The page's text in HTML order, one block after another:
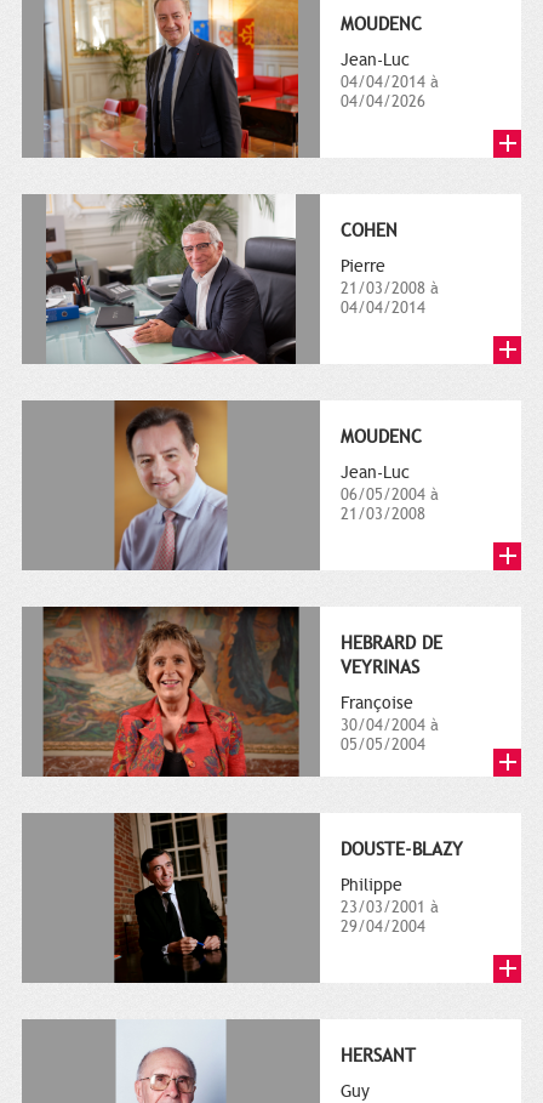
MOUDENC
Jean-Luc
04/04/2014 à
04/04/2026
COHEN
Pierre
21/03/2008 à
04/04/2014
MOUDENC
Jean-Luc
06/05/2004 à
21/03/2008
HEBRARD DE
VEYRINAS
Françoise
30/04/2004 à
05/05/2004
DOUSTE-BLAZY
Philippe
23/03/2001 à
29/04/2004
HERSANT
Guy